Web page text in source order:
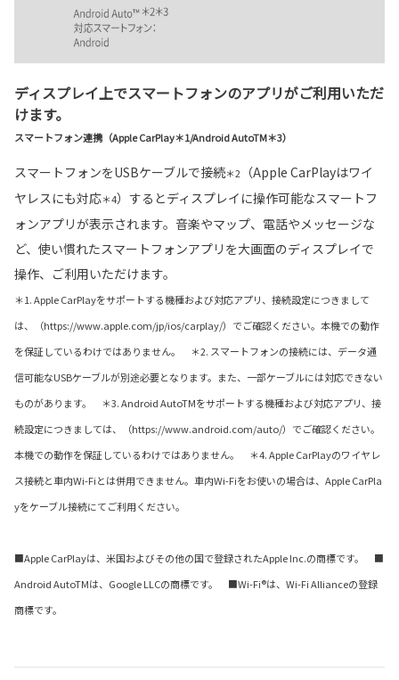
ディスプレイ上でスマートフォンのアプリがご利用いただ
けます。
スマートフォン連携（Apple CarPlay＊1/Android AutoTM＊3）
スマートフォンをUSBケーブルで接続＊2
（Apple CarPlayはワイ
ヤレスにも対応＊4）するとディスプレイに操作可能なスマートフ
ォンアプリが表示されます。音楽やマップ、電話やメッセージな
ど、使い慣れたスマートフォンアプリを大画面のディスプレイで
操作、ご利用いただけます。
＊1. Apple CarPlayをサポートする機種および対応アプリ、接続設定につきまして
は、（https://www.apple.com/jp/ios/carplay/）でご確認ください。本機での動作
を保証しているわけではありません。 ＊2. スマートフォンの接続には、データ通
信可能なUSBケーブルが別途必要となります。また、一部ケーブルには対応できない
ものがあります。 ＊3. Android AutoTMをサポートする機種および対応アプリ、接
続設定につきましては、（https://www.android.com/auto/）でご確認ください。
本機での動作を保証しているわけではありません。 ＊4. Apple CarPlayのワイヤレ
ス接続と車内Wi-Fiとは併用できません。車内Wi-Fiをお使いの場合は、Apple CarPla
yをケーブル接続にてご利用ください。
■Apple CarPlayは、米国およびその他の国で登録されたApple Inc.の商標です。 ■
Android AutoTMは、Google LLCの商標です。 ■Wi-Fi®は、Wi-Fi Allianceの登録
商標です。